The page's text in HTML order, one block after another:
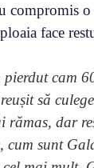
compromis
face
cam
să
rămas, dar
cum sunt